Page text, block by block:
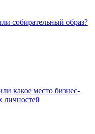
собирательный образ?
какое место бизнес-
личностей